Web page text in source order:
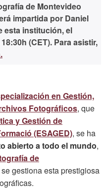
de Montevideo
impartida por Daniel
esta institución, el
(CET). Para asistir,
en Gestión,
Fotográficos, que
y Gestión de
(ESAGED), se ha
abierto a todo el mundo,
de
gestiona esta prestigiosa